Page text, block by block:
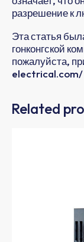
разрешение к
Эта статья
гонконгской
пожалуйста,
electrical.com/
Related